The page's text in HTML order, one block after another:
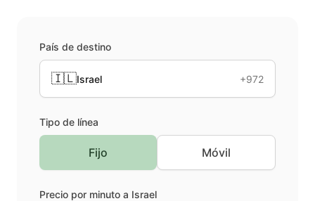
País de destino
🇮🇱Israel +972
Tipo de línea
Fijo Móvil
Precio por minuto a Israel